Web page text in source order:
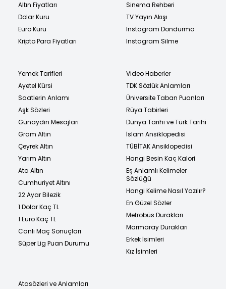
Altın Fiyatları
Dolar Kuru
Euro Kuru
Kripto Para Fiyatları
Sinema Rehberi
TV Yayın Akışı
Instagram Dondurma
Instagram Silme
Yemek Tarifleri
Ayetel Kürsi
Saatlerin Anlamı
Aşk Sözleri
Günaydın Mesajları
Gram Altın
Çeyrek Altın
Yarım Altın
Ata Altın
Cumhuriyet Altını
22 Ayar Bilezik
1 Dolar Kaç TL
1 Euro Kaç TL
Canlı Maç Sonuçları
Süper Lig Puan Durumu
Video Haberler
TDK Sözlük Anlamları
Üniversite Taban Puanları
Rüya Tabirleri
Dünya Tarihi ve Türk Tarihi
İslam Ansiklopedisi
TÜBİTAK Ansiklopedisi
Hangi Besin Kaç Kalori
Eş Anlamlı Kelimeler
Sözlüğü
Hangi Kelime Nasıl Yazılır?
En Güzel Sözler
Metrobüs Durakları
Marmaray Durakları
Erkek İsimleri
Kız İsimleri
Atasözleri ve Anlamları